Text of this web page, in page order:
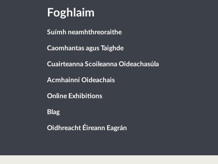
Foghlaim
Suímh neamhthreoraithe
Caomhantas agus Taighde
Cuairteanna Scoileanna Oideachasúla
Acmhainní Oideachais
Online Exhibitions
Blag
Oidhreacht Éireann Eagrán